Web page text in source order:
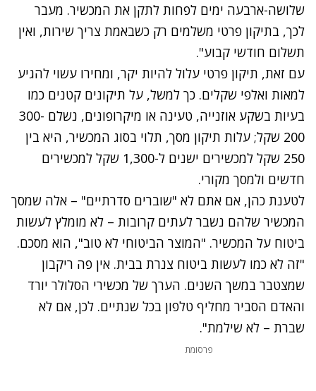
שלושה-ארבעה ימים לפחות לתקן את המכשיר. מעבר
לכך, בתיקון פרטי משלמים רק כשבאמת צריך שירות, ואין
תשלום חודשי קבוע".
עם זאת, תיקון פרטי עלול להיות יקר, ומחירו עשוי להגיע
למאות ואלפי שקלים. כך למשל, על תיקונים קטנים כמו
בעיות בשקע אוזנייה, טעינה או מיקרופונים, נשלם 300-
200 שקל; עלות תיקון מסך, תלוי בסוג המכשיר, היא בין
250 שקל למכשירים ישנים ל-1,300 שקל למכשירים
חדשים ולמסך מקורי.
לטענת כהן, אם אתם לא "שוברים סדרתיים" – אלה שמסך
המכשיר שלהם נשבר לעתים קרובות – לא מומלץ לעשות
ביטוח על המכשיר. "המוצר הביטוחי לא טוב", הוא מסכם.
"זה לא כמו לעשות ביטוח צנרת בבית. אין פה ריקבון
שמצטבר במשך השנים. הערך של מכשירי הסלולר יורד
והאדם הסביר מחליף טלפון בכל שנתיים. לכן, אם לא
שברת – לא שילמת".
פרסומת